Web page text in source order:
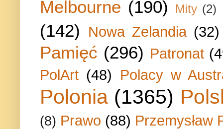
Melbourne (190) Mity (2)
(142) Nowa Zelandia (32)
Pamięć (296) Patronat
PolArt (48) Polacy w
Polonia (1365)
(8) Prawo (88) Przemysław